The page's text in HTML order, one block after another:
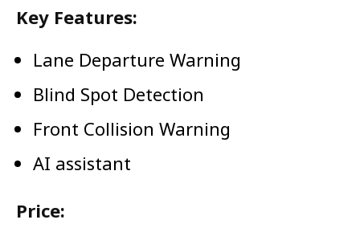
Key Features:
Lane Departure Warning
Blind Spot Detection
Front Collision Warning
AI assistant
Price: